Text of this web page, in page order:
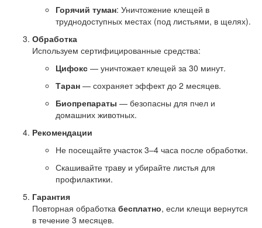
Горячий туман: Уничтожение клещей в
труднодоступных местах (под листьями, в щелях).
Обработка
Используем сертифицированные средства:
Цифокс — уничтожает клещей за 30 минут.
Таран — сохраняет эффект до 2 месяцев.
Биопрепараты — безопасны для пчел и
домашних животных.
Рекомендации
Не посещайте участок 3–4 часа после обработки.
Скашивайте траву и убирайте листья для
профилактики.
Гарантия
Повторная обработка бесплатно, если клещи вернутся
в течение 3 месяцев.